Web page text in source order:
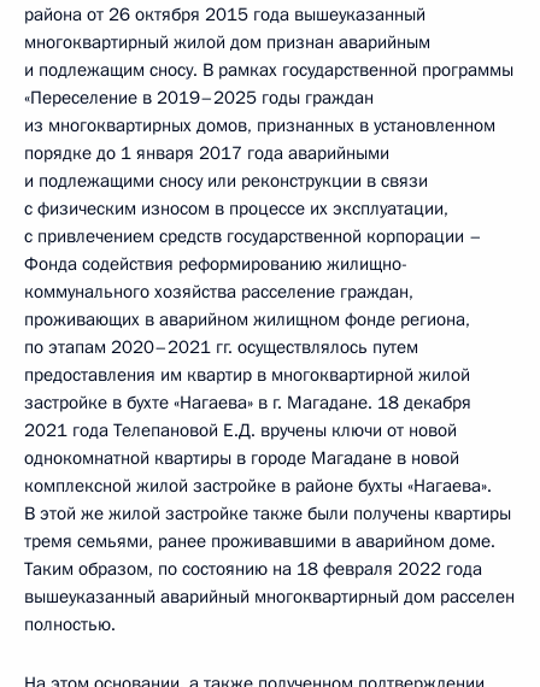
района от 26 октября 2015 года вышеуказанный
многоквартирный жилой дом признан аварийным
и подлежащим сносу. В рамках государственной программы
«Переселение в 2019–2025 годы граждан
из многоквартирных домов, признанных в установленном
порядке до 1 января 2017 года аварийными
и подлежащими сносу или реконструкции в связи
с физическим износом в процессе их эксплуатации,
с привлечением средств государственной корпорации –
Фонда содействия реформированию жилищно-
коммунального хозяйства расселение граждан,
проживающих в аварийном жилищном фонде региона,
по этапам 2020–2021 гг. осуществлялось путем
предоставления им квартир в многоквартирной жилой
застройке в бухте «Нагаева» в г. Магадане. 18 декабря
2021 года Телепановой Е.Д. вручены ключи от новой
однокомнатной квартиры в городе Магадане в новой
комплексной жилой застройке в районе бухты «Нагаева».
В этой же жилой застройке также были получены квартиры
тремя семьями, ранее проживавшими в аварийном доме.
Таким образом, по состоянию на 18 февраля 2022 года
вышеуказанный аварийный многоквартирный дом расселен
полностью.